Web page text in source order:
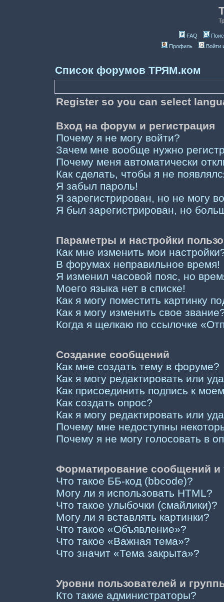
FAQ
Профиль
Войти
Список форумов ТРЯМ.ком
Register so you can select
Вход на форум и регистрация
Почему я не могу войти?
Зачем мне вообще нужно
Почему меня автоматически
Как сделать, чтобы я не
Я забыл пароль!
Я зарегистрирован, но не могу
Я был зарегистрирован, но
Параметры и настройки
Как мне изменить мои
В форумах неправильное время!
Я изменил часовой пояс, но
Моего языка нет в списке!
Как я могу поместить картинку
Как я могу изменить свое
Когда я щелкаю по ссылочке
Создание сообщений
Как мне создать тему в форуме?
Как я могу редактировать или
Как присоединить подпись к
Как создать опрос?
Как я могу редактировать или
Почему мне недоступны
Почему я не могу голосовать в
Форматирование сообщений
Что такое ББ-код (bbcode)?
Могу ли я использовать HTML?
Что такое улыбочки (смайлики)?
Могу ли я вставлять картинки?
Что такое «Объявление»?
Что такое «Важная тема»?
Что значит «Тема закрыта»?
Уровни пользователей и
Кто такие администраторы?